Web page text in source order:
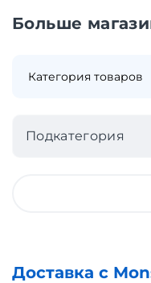
Больше
Подкатегория
Доставка с